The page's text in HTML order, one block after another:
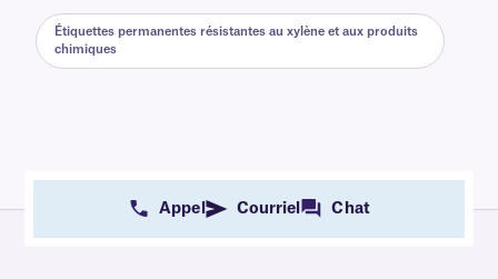
Étiquettes permanentes résistantes au xylène et aux produits
chimiques
Appel Courriel Chat